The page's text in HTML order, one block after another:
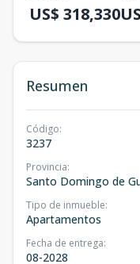
US$ 318,330
Resumen
Código:
3237
Provincia:
Santo Domingo de
Tipo de inmueble:
Apartamentos
Fecha de entrega:
08-2028